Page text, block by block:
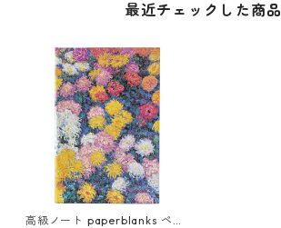
最近チェックした商品
高級ノート paperblanks ペー